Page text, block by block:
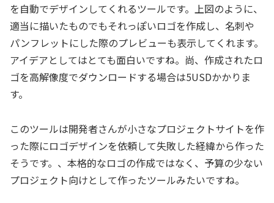
を自動でデザインしてくれるツールです。上図のように、
適当に描いたものでもそれっぽいロゴを作成し、名刺や
パンフレットにした際のプレビューも表示してくれます。
アイデアとしてはとても面白いですね。尚、作成されたロ
ゴを高解像度でダウンロードする場合は5USDかかりま
す。
このツールは開発者さんが小さなプロジェクトサイトを作
った際にロゴデザインを依頼して失敗した経緯から作った
そうです。、本格的なロゴの作成ではなく、予算の少ない
プロジェクト向けとして作ったツールみたいですね。